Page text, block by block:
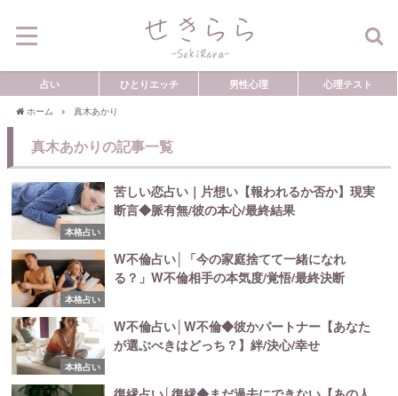
占い ひとりエッチ 男性心理 心理テスト
ホーム 真木あかり
真木あかりの記事一覧
本格占い
苦しい恋占い｜片想い【報われるか否か】現実
断言◆脈有無/彼の本心/最終結果
本格占い
W不倫占い│「今の家庭捨てて一緒になれ
る？」W不倫相手の本気度/覚悟/最終決断
本格占い
W不倫占い│W不倫◆彼かパートナー【あなた
が選ぶべきはどっち？】絆/決心/幸せ